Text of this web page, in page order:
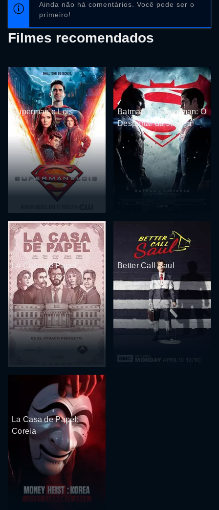
Ainda não há comentários. Você pode ser o
primeiro!
Filmes recomendados
Superman e Lois
Batman Vs Superman: O
Despertar da Justiça
La Casa de Papel Better Call Saul
La Casa de Papel:
Coreia